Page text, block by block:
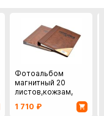
Фотоальбом
магнитный 20
листов,кожзам,
1 710 ₽